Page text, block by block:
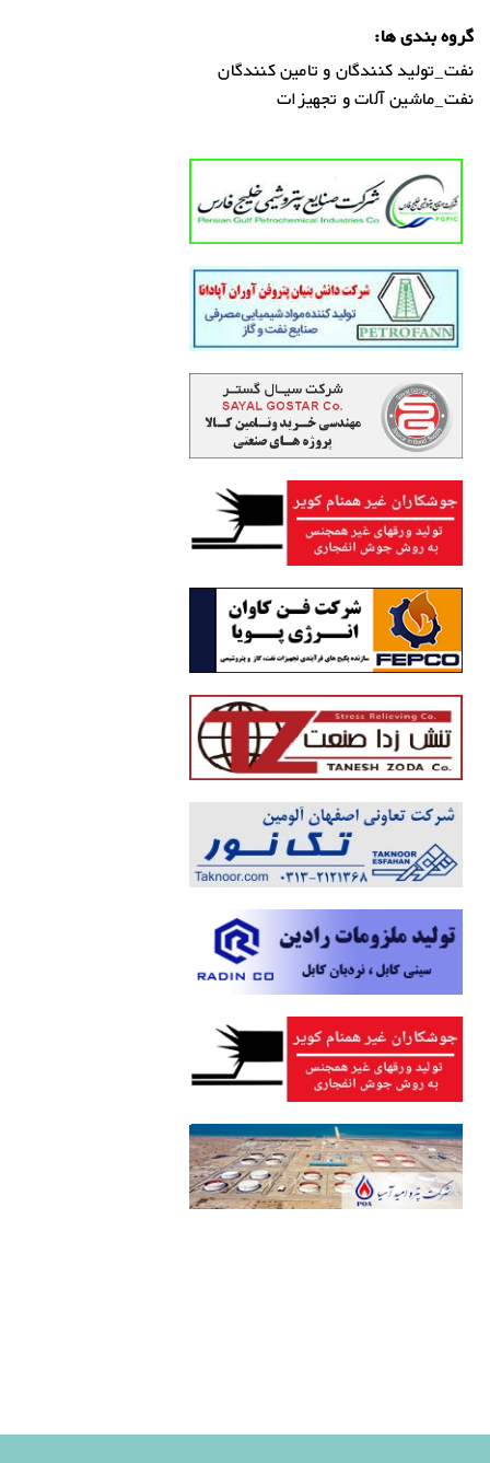
گروه بندی ها:
نفت_تولید کنندگان و تامین کنندگان
نفت_ماشین آلات و تجهیزات